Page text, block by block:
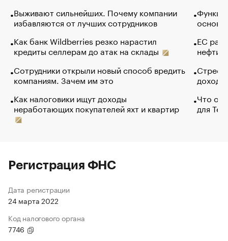
Выживают сильнейших. Почему компании
избавляются от лучших сотрудников
Как банк Wildberries резко нарастил
кредиты селлерам до атак на склады
Сотрудники открыли новый способ вредить
компаниям. Зачем им это
Как налоговики ищут доходы
неработающих покупателей яхт и квартир
основ
ЕС
нефти
Что
для
Регистрация ФНС
Дата регистрации
24 марта 2022
Код налогового органа
7746